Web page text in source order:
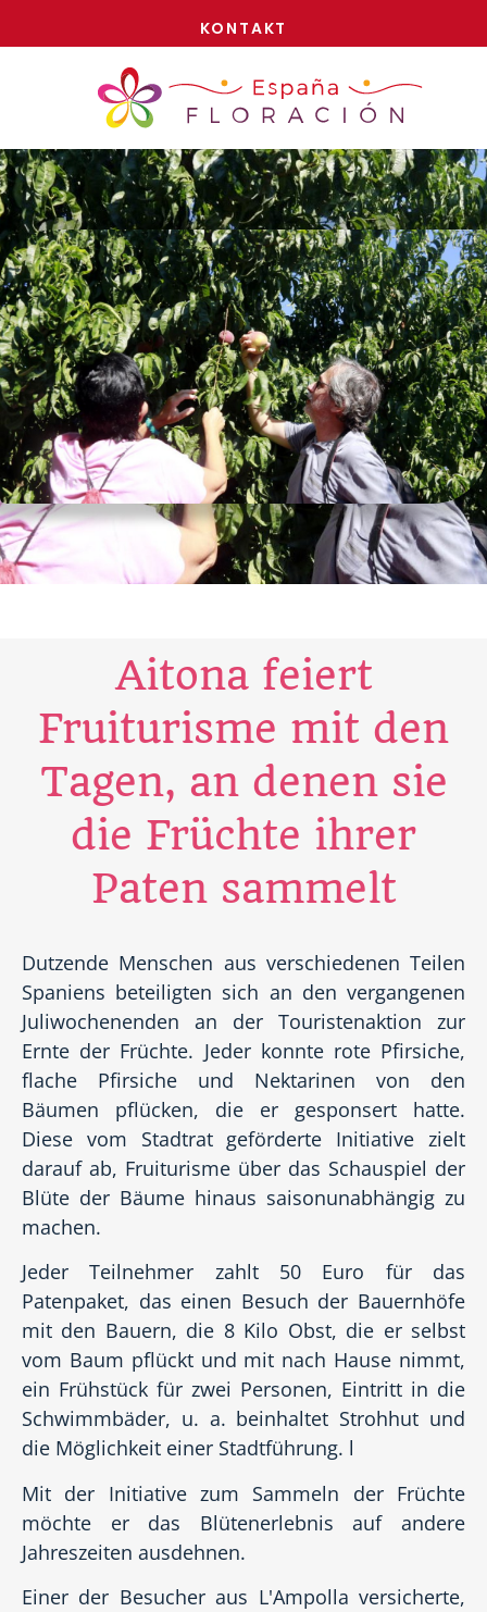
KONTAKT
Aitona feiert
Fruiturisme mit den
Tagen, an denen sie
die Früchte ihrer
Paten sammelt
Dutzende Menschen aus verschiedenen Teilen
Spaniens beteiligten sich an den vergangenen
Juliwochenenden an der Touristenaktion zur
Ernte der Früchte. Jeder konnte rote Pfirsiche,
flache Pfirsiche und Nektarinen von den
Bäumen pflücken, die er gesponsert hatte.
Diese vom Stadtrat geförderte Initiative zielt
darauf ab, Fruiturisme über das Schauspiel der
Blüte der Bäume hinaus saisonunabhängig zu
machen.
Jeder Teilnehmer zahlt 50 Euro für das
Patenpaket, das einen Besuch der Bauernhöfe
mit den Bauern, die 8 Kilo Obst, die er selbst
vom Baum pflückt und mit nach Hause nimmt,
ein Frühstück für zwei Personen, Eintritt in die
Schwimmbäder, u. a. beinhaltet Strohhut und
die Möglichkeit einer Stadtführung. l
Mit der Initiative zum Sammeln der Früchte
möchte er das Blütenerlebnis auf andere
Jahreszeiten ausdehnen.
Einer der Besucher aus L'Ampolla versicherte,